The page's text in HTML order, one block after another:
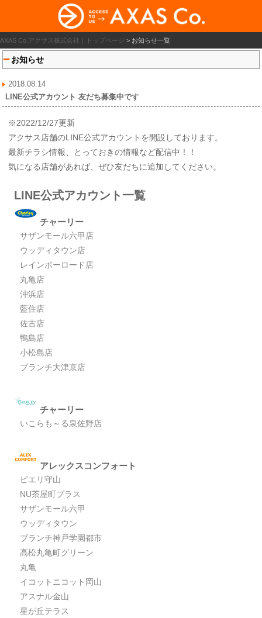
AXAS Co.アクサス株式会社｜トップページ > お知らせ一覧
お知らせ
2018.08.14
LINE公式アカウント 友だち募集中です
※2022/12/27更新
アクサス店舗のLINE公式アカウントを開設しております。
最新チラシ情報、とっておきの情報など配信中！！
気になる店舗があれば、ぜひ友だちに追加してください。
LINE公式アカウント一覧
チャーリー
サザンモール六甲店
ウッディタウン店
レインボーロード店
丸亀店
沖浜店
藍住店
佐古店
鴨島店
小松島店
ブランチ大津京店
チャーリー
いこらも～る泉佐野店
アレックスコンフォート
ピエリ守山
NU茶屋町プラス
サザンモール六甲
ウッディタウン
ブランチ神戸学園都市
高松丸亀町グリーン
丸亀
イコットニコット岡山
アスナル金山
星が丘テラス